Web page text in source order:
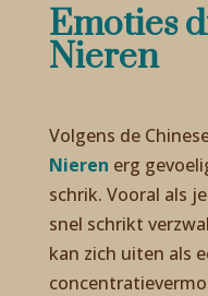
Emoties
Nieren
Volgens de
Nieren erg
schrik. Vooral als
snel schrikt
kan zich uiten als